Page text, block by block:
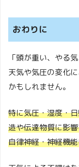
おわりに
「頭が重い、やる
天気や気圧の変化
かもしれません。
特に気圧・湿度・
造や伝達物質に影
自律神経・神経機